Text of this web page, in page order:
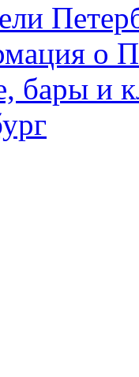
о
бары и